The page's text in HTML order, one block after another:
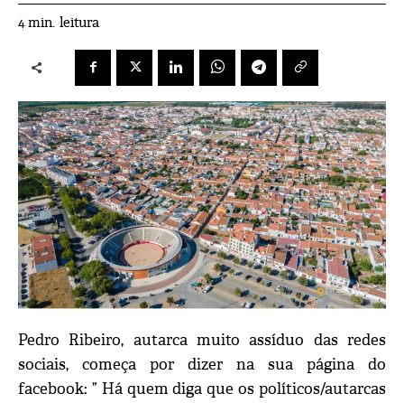
4min. leitura
Pedro Ribeiro, autarca muito assíduo das redes
sociais, começa por dizer na sua página do
facebook: ” Há quem diga que os políticos/autarcas